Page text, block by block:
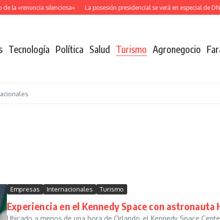
«renuncia silenciosa» La posesión presidencial se verá en especial de DNEWS
Tecnología Política Salud Turismo Agronegocio
Empresas Internacionales Turismo
Experiencia en el Kennedy Space con astronauta
Ubicado a menos de una hora de Orlando, el Kennedy Space